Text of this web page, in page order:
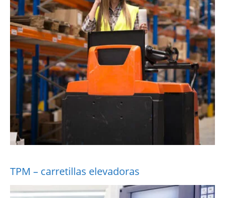
TPM – carretillas elevadoras
More Information